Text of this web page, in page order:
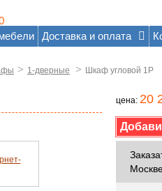
Доставка и оплата
> 1-дверные > Шкаф угловой 1Р
цена: 20